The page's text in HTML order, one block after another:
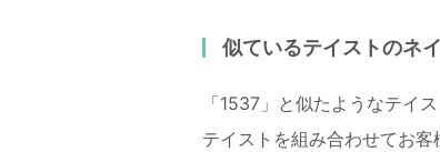
似ているテイストのネ
「1537」と似たようなテイ
テイストを組み合わせてお客